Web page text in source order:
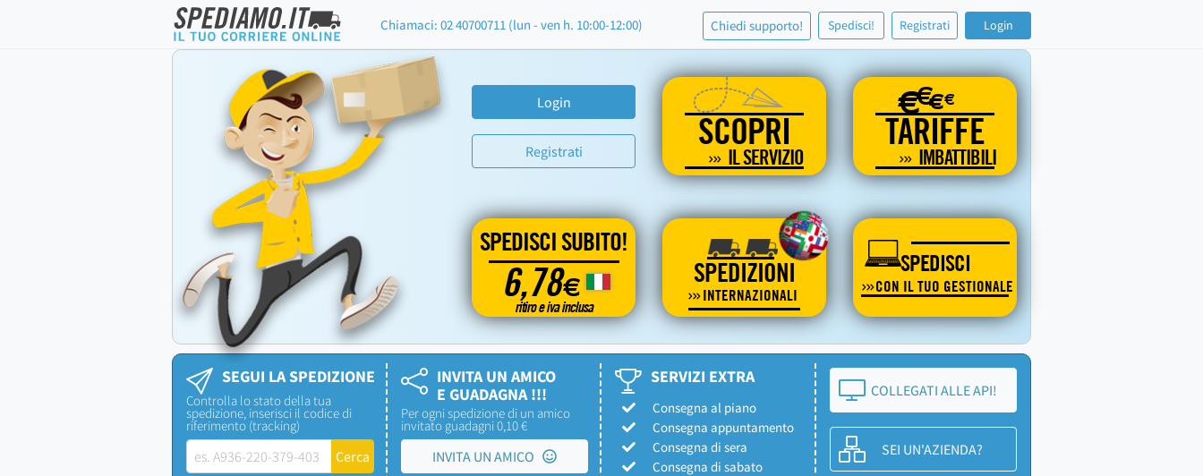
Chiamaci: 02 40700711 (lun - ven h. 10:00-12:00) Chiedi supporto! Spedisci! Registrati Login
Login
Registrati SCOPRI
IL SERVIZIO
€€€€
TARIFFE
IMBATTIBILI
SPEDISCI SUBITO!
6,78€
ritiro e iva inclusa
SPEDIZIONI
INTERNAZIONALI
SPEDISCI
CON IL TUO GESTIONALE
SEGUI LA SPEDIZIONE
Controlla lo stato della tua
spedizione, inserisci il codice di
riferimento (tracking)
INVITA UN AMICO
E GUADAGNA !!!
Per ogni spedizione di un amico
invitato guadagni 0,10 €
INVITA UN AMICO
SERVIZI EXTRA
Consegna al piano
Consegna appuntamento
Consegna di sera
Consegna di sabato
COLLEGATI ALLE API!
SEI UN'AZIENDA?